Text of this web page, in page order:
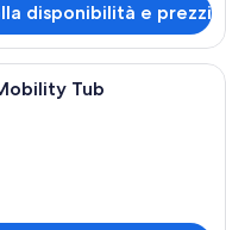
disponibilità e prezzi
d'albergo con un letto
Tub